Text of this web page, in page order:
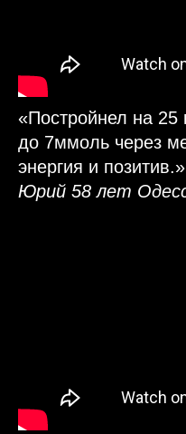
«Постройнел на 25
до 7ммоль через
энергия и позитив.»
Юрий 58 лет